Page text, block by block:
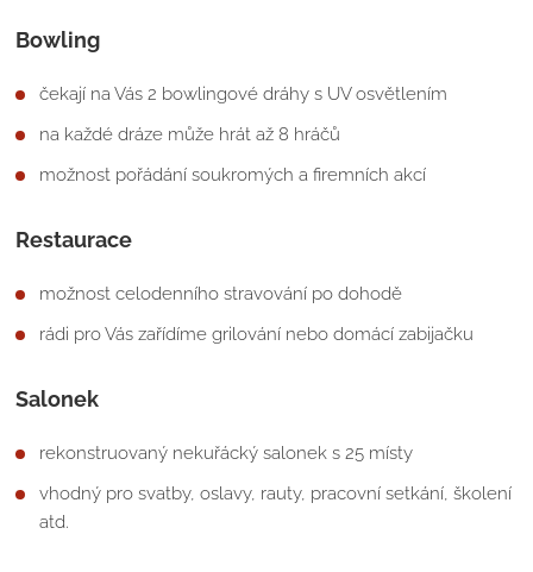
Bowling
čekají na Vás 2 bowlingové dráhy s UV osvětlením
na každé dráze může hrát až 8 hráčů
možnost pořádání soukromých a firemních akcí
Restaurace
možnost celodenního stravování po dohodě
rádi pro Vás zařídíme grilování nebo domácí zabijačku
Salonek
rekonstruovaný nekuřácký salonek s 25 místy
vhodný pro svatby, oslavy, rauty, pracovní setkání, školení
atd.